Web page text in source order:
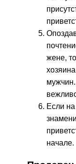
жене,
Если
начале.